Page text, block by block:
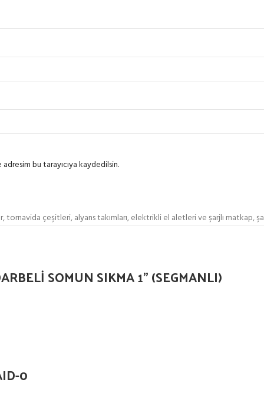
bu tarayıcıya kaydedilsin.
çeşitleri, alyans takımları, elektrikli el aletleri ve şarjlı matkap,
SOMUN SIKMA 1” (SEGMANLI)
0